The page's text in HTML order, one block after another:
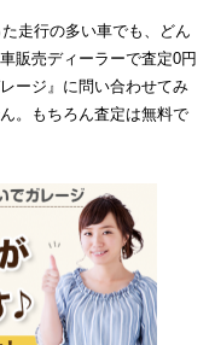
走行の多い車でも、どん
販売ディーラーで査定0円
ージ』に問い合わせてみ
。もちろん査定は無料で